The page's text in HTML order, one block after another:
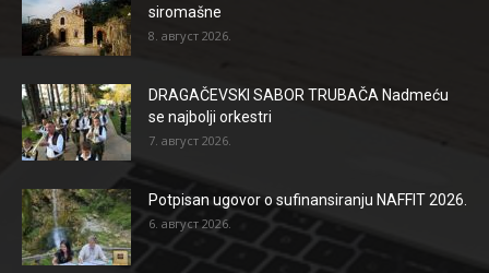
siromašne
8. август 2026.
DRAGAČEVSKI SABOR TRUBAČA Nadmeću
se najbolji orkestri
7. август 2026.
Potpisan ugovor o sufinansiranju NAFFIT 2026.
6. август 2026.